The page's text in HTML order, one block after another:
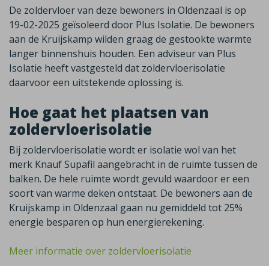
De zoldervloer van deze bewoners in Oldenzaal is op
19-02-2025 geïsoleerd door Plus Isolatie. De bewoners
aan de Kruijskamp wilden graag de gestookte warmte
langer binnenshuis houden. Een adviseur van Plus
Isolatie heeft vastgesteld dat zoldervloerisolatie
daarvoor een uitstekende oplossing is.
Hoe gaat het plaatsen van
zoldervloerisolatie
Bij zoldervloerisolatie wordt er isolatie wol van het
merk Knauf Supafil aangebracht in de ruimte tussen de
balken. De hele ruimte wordt gevuld waardoor er een
soort van warme deken ontstaat. De bewoners aan de
Kruijskamp in Oldenzaal gaan nu gemiddeld tot 25%
energie besparen op hun energierekening.
Meer informatie over zoldervloerisolatie